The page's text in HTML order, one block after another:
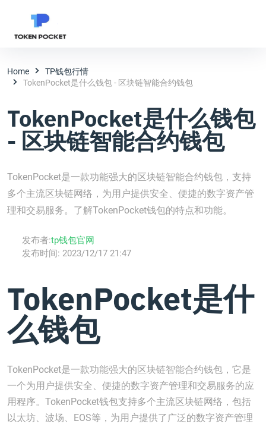
Home
TP钱包行情
TokenPocket是什么钱包 - 区块链智能合约钱包
TokenPocket是什么钱包
- 区块链智能合约钱包
TokenPocket是一款功能强大的区块链智能合约钱包，支持
多个主流区块链网络，为用户提供安全、便捷的数字资产管
理和交易服务。了解TokenPocket钱包的特点和功能。
发布者:tp钱包官网
发布时间: 2023/12/17 21:47
TokenPocket是什
么钱包
TokenPocket是一款功能强大的区块链智能合约钱包，它是
一个为用户提供安全、便捷的数字资产管理和交易服务的应
用程序。TokenPocket钱包支持多个主流区块链网络，包括
以太坊、波场、EOS等，为用户提供了广泛的数字资产管理